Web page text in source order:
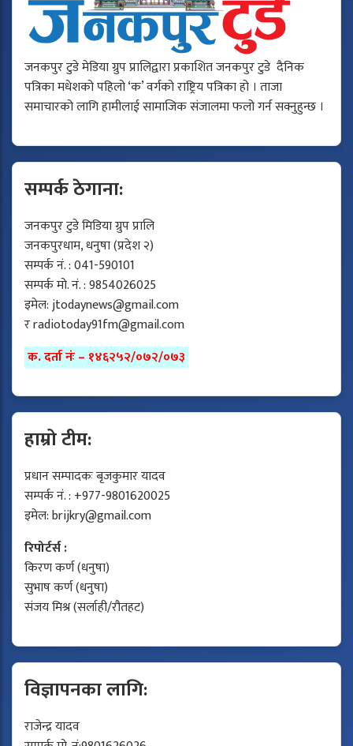
जनकपुर टुडे मेडिया ग्रुप प्रालिद्वारा प्रकाशित जनकपुर टुडे दैनिक
पत्रिका मधेशको पहिलो ‘क’ वर्गको राष्ट्रिय पत्रिका हो । ताजा
समाचारको लागि हामीलाई सामाजिक संजालमा फलो गर्न सक्नुहुन्छ ।
सम्पर्क ठेगाना:
जनकपुर टुडे मिडिया ग्रुप प्रालि
जनकपुरधाम, धनुषा (प्रदेश २)
सम्पर्क नं. : 041-590101
सम्पर्क मो. नं. : 9854026025
इमेल:jtodaynews@gmail.com
रradiotoday91fm@gmail.com
क. दर्ता नंः – १४६२५२/०७२/०७३
हाम्रो टीम:
प्रधान सम्पादकः बृजकुमार यादव
सम्पर्क नं. : +977-9801620025
इमेल:brijkry@gmail.com
रिपोर्टर्स :
किरण कर्ण (धनुषा)
सुभाष कर्ण (धनुषा)
संजय मिश्र (सर्लाही/रौतहट)
विज्ञापनका लागि:
राजेन्द्र यादव